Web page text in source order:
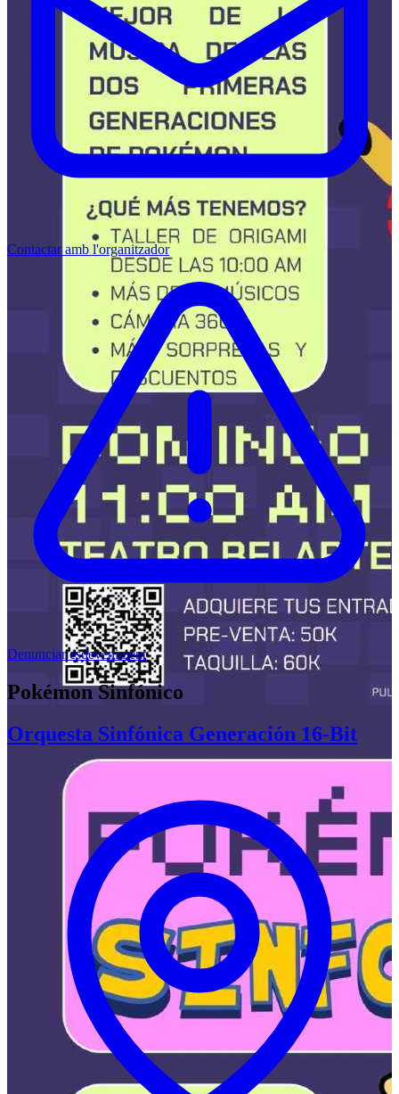
Contactar amb l'organitzador
Denunciar esdeveniment
Pokémon Sinfónico
Orquesta Sinfónica Generación 16-Bit